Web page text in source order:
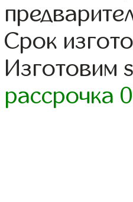
Срок
Изготовим
рассрочка